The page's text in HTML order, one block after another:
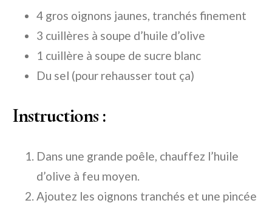
4 gros oignons jaunes, tranchés finement
3 cuillères à soupe d’huile d’olive
1 cuillère à soupe de sucre blanc
Du sel (pour rehausser tout ça)
Instructions :
Dans une grande poêle, chauffez l’huile
d’olive à feu moyen.
Ajoutez les oignons tranchés et une pincée